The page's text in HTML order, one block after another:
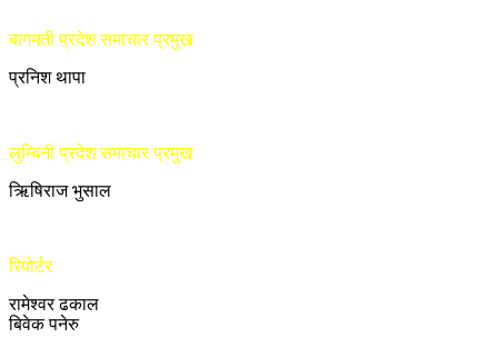
बागमती प्रदेश समाचार प्रमुख
प्रनिश थापा
लुम्बिनी प्रदेश समाचार प्रमुख
ऋिषिराज भुसाल
रिपोर्टर
रामेश्वर ढकाल
बिवेक पनेरु